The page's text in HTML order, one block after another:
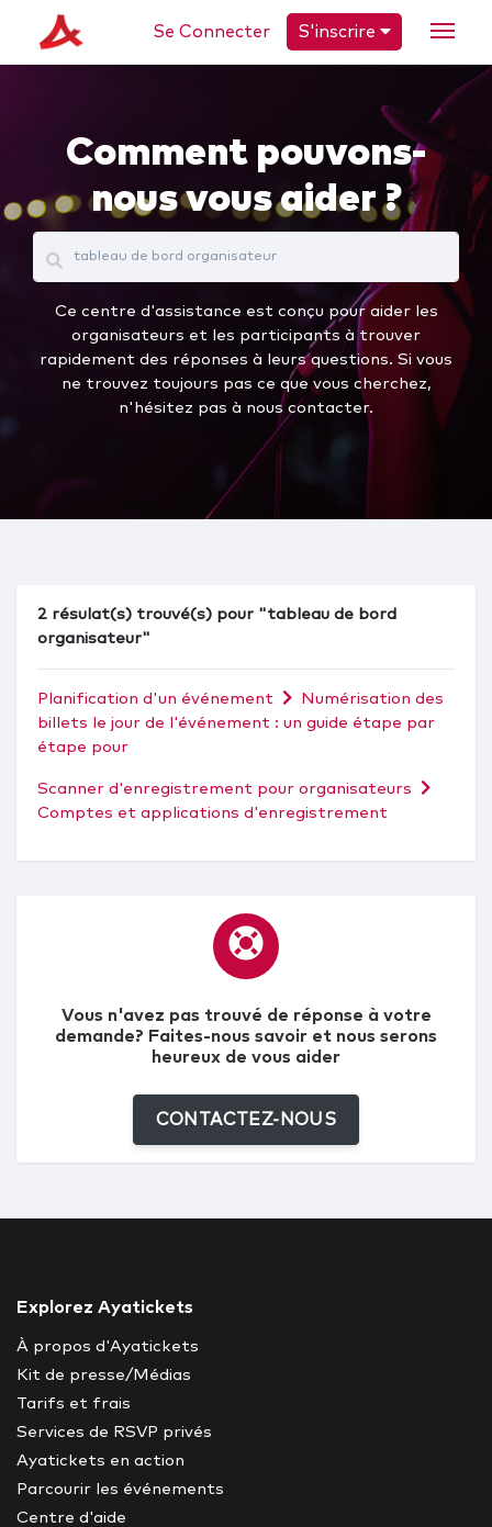
Se Connecter S'inscrire
Comment pouvons-
nous vous aider ?
Ce centre d'assistance est conçu pour aider les
organisateurs et les participants à trouver
rapidement des réponses à leurs questions. Si vous
ne trouvez toujours pas ce que vous cherchez,
n'hésitez pas à nous contacter.
2 résulat(s) trouvé(s) pour "tableau de bord
organisateur"
Planification d'un événement
Numérisation des
billets le jour de l'événement : un guide étape par
étape pour
Scanner d'enregistrement pour organisateurs
Comptes et applications d'enregistrement
Vous n'avez pas trouvé de réponse à votre
demande? Faites-nous savoir et nous serons
heureux de vous aider
CONTACTEZ-NOUS
Explorez Ayatickets
À propos d'Ayatickets
Kit de presse/Médias
Tarifs et frais
Services de RSVP privés
Ayatickets en action
Parcourir les événements
Centre d'aide